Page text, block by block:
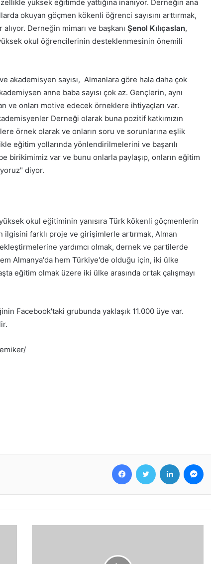
yüksek eğitimde yattığına inanıyor. Derneğin ana
okuyan göçmen kökenli öğrenci sayısını arttırmak,
Derneğin mimarı ve başkanı Şenol Kılıçaslan,
okul öğrencilerinin desteklenmesinin önemili
akademisyen sayısı, Almanlara göre hala daha çok
anne baba sayısı çok az. Gençlerin, aynı
ve onları motive edecek örneklere ihtiyaçları var.
Derneği olarak buna pozitif katkımızın
örnek olarak ve onların soru ve sorunlarına eşlik
eğitim yollarında yönlendirilmelerini ve başarılı
birikimimiz var ve bunu onlarla paylaşıp, onların eğitim
diyor.
yüksek okul eğitiminin yanısıra Türk kökenli göçmenlerin
farklı proje ve girişimlerle artırmak, Alman
yardımcı olmak, dernek ve partilerde
Almanya'da hem Türkiye'de olduğu için, iki ülke
eğitim olmak üzere iki ülke arasında ortak çalışmayı
Facebook'taki grubunda yaklaşık 11.000 üye var.